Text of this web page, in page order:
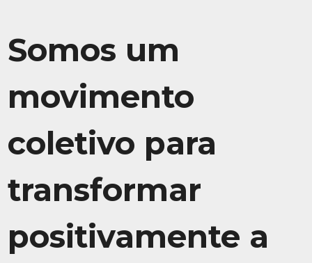
Somos um
movimento
coletivo para
transformar
positivamente a